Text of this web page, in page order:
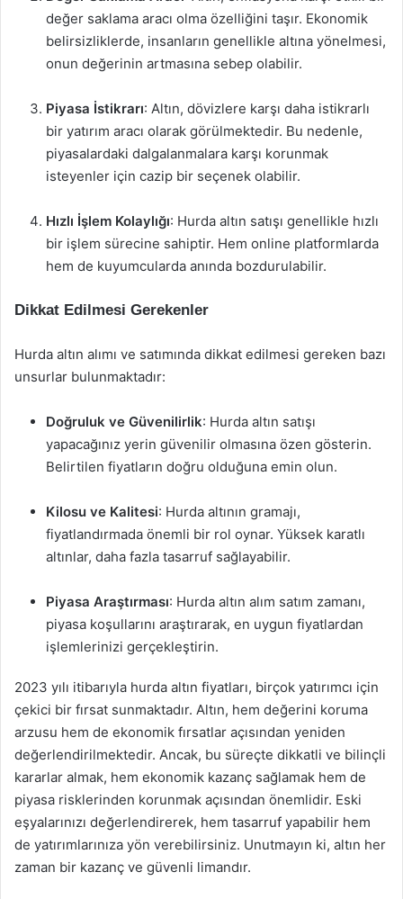
değer saklama aracı olma özelliğini taşır. Ekonomik
belirsizliklerde, insanların genellikle altına yönelmesi,
onun değerinin artmasına sebep olabilir.
Piyasa İstikrarı: Altın, dövizlere karşı daha istikrarlı
bir yatırım aracı olarak görülmektedir. Bu nedenle,
piyasalardaki dalgalanmalara karşı korunmak
isteyenler için cazip bir seçenek olabilir.
Hızlı İşlem Kolaylığı: Hurda altın satışı genellikle hızlı
bir işlem sürecine sahiptir. Hem online platformlarda
hem de kuyumcularda anında bozdurulabilir.
Dikkat Edilmesi Gerekenler
Hurda altın alımı ve satımında dikkat edilmesi gereken bazı
unsurlar bulunmaktadır:
Doğruluk ve Güvenilirlik: Hurda altın satışı
yapacağınız yerin güvenilir olmasına özen gösterin.
Belirtilen fiyatların doğru olduğuna emin olun.
Kilosu ve Kalitesi: Hurda altının gramajı,
fiyatlandırmada önemli bir rol oynar. Yüksek karatlı
altınlar, daha fazla tasarruf sağlayabilir.
Piyasa Araştırması: Hurda altın alım satım zamanı,
piyasa koşullarını araştırarak, en uygun fiyatlardan
işlemlerinizi gerçekleştirin.
2023 yılı itibarıyla hurda altın fiyatları, birçok yatırımcı için
çekici bir fırsat sunmaktadır. Altın, hem değerini koruma
arzusu hem de ekonomik fırsatlar açısından yeniden
değerlendirilmektedir. Ancak, bu süreçte dikkatli ve bilinçli
kararlar almak, hem ekonomik kazanç sağlamak hem de
piyasa risklerinden korunmak açısından önemlidir. Eski
eşyalarınızı değerlendirerek, hem tasarruf yapabilir hem
de yatırımlarınıza yön verebilirsiniz. Unutmayın ki, altın her
zaman bir kazanç ve güvenli limandır.